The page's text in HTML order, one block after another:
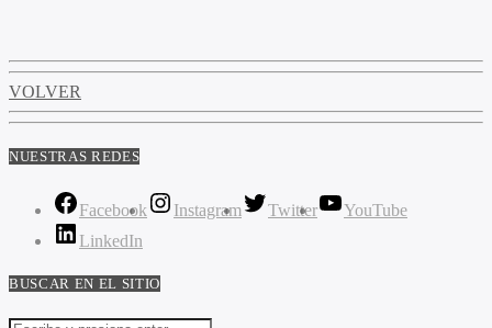
VOLVER
NUESTRAS REDES
Facebook Instagram Twitter
YouTube
LinkedIn
BUSCAR EN EL SITIO